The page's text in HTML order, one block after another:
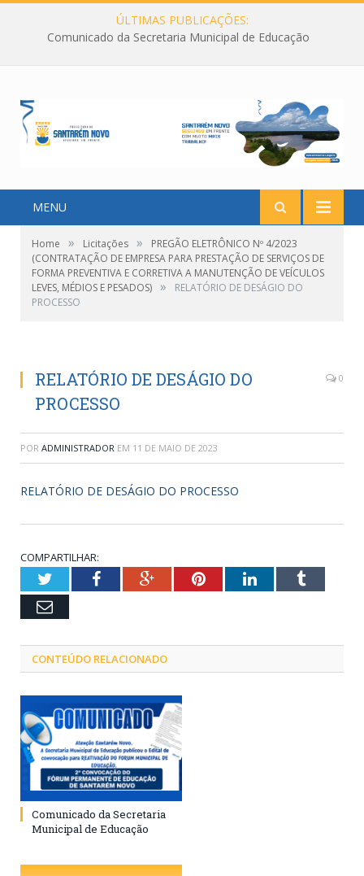
ÚLTIMAS PUBLICAÇÕES:
Comunicado da Secretaria Municipal de Educação
MENU
Home » Licitações »
PREGÃO ELETRÔNICO Nº 4/2023
(CONTRATAÇÃO DE EMPRESA PARA PRESTAÇÃO DE SERVIÇOS DE
FORMA PREVENTIVA E CORRETIVA A MANUTENÇÃO DE VEÍCULOS
LEVES, MÉDIOS E PESADOS) »
RELATÓRIO DE DESÁGIO DO
PROCESSO
RELATÓRIO DE DESÁGIO DO
PROCESSO
0
POR ADMINISTRADOR EM 11 DE MAIO DE 2023
RELATÓRIO DE DESÁGIO DO PROCESSO
COMPARTILHAR:
TwitterFacebookGoogle+PinterestLinkedInTumblr
Email
CONTEÚDO RELACIONADO
Comunicado da Secretaria
Municipal de Educação